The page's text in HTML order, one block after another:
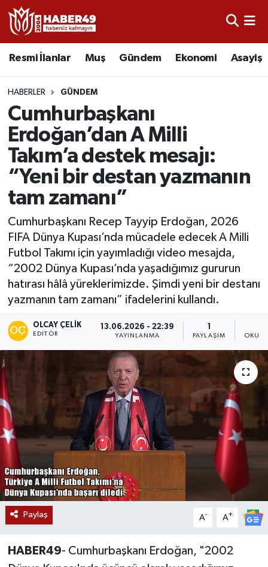
Resmi İlanlar Muş Gündem Ekonomi Asayiş
HABERLER GÜNDEM
Cumhurbaşkanı
Erdoğan’dan A Milli
Takım’a destek mesajı:
“Yeni bir destan yazmanın
tam zamanı”
Cumhurbaşkanı Recep Tayyip Erdoğan, 2026
FIFA Dünya Kupası’nda mücadele edecek A Milli
Futbol Takımı için yayımladığı video mesajda,
“2002 Dünya Kupası’nda yaşadığımız gururun
hatırası hâlâ yüreklerimizde. Şimdi yeni bir destanı
yazmanın tam zamanı” ifadelerini kullandı.
OLCAY ÇELIK
EDITÖR
13.06.2026 - 22:39
YAYINLANMA
1
PAYLAŞIM
Paylaş A- A+
HABER49- Cumhurbaşkanı Erdoğan, "2002
Resmi İlanlar
Asayiş
Bölge
Eğitim
Ekonomi
Sağlık
Gündem
Spor
Siyaset
Teknoloji
Kültür Sanat
Hasköy
Korkut
Bulanık
Malazgirt
Uşak Nöbetçi Eczaneler
Uşak Hava Durumu
Uşak Namaz Vakitleri
Uşak Trafik Yoğunluk Haritası
TFF 2.Lig Kırmızı Grup Puan Durumu ve Fikstür
Tüm Manşetler
Son Dakika Haberleri
Haber Arşivi